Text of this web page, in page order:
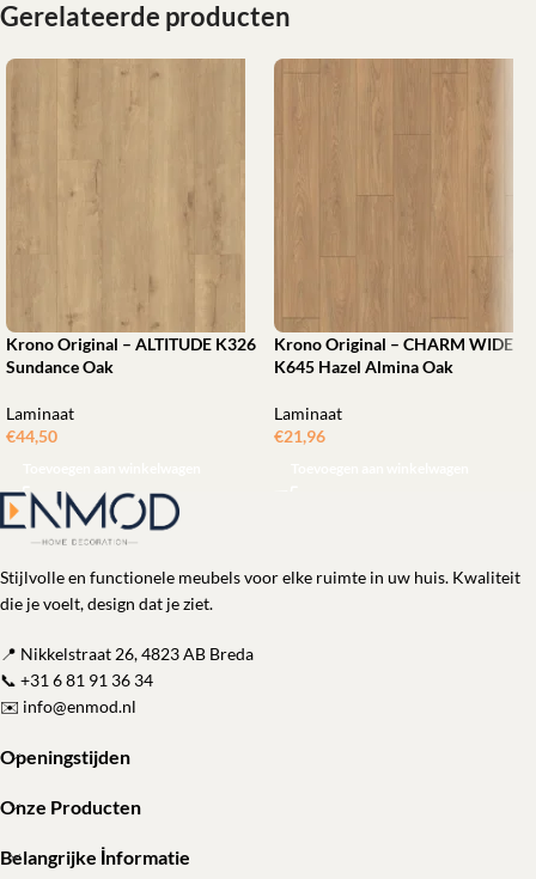
Gerelateerde producten
Krono Original – ALTITUDE K326
Sundance Oak
Laminaat
€44,50
Krono Original – CHARM WIDE
K645 Hazel Almina Oak
Laminaat
€21,96
Stijlvolle en functionele meubels voor elke ruimte in uw huis. Kwaliteit
die je voelt, design dat je ziet.
📍 Nikkelstraat 26, 4823 AB Breda
📞 +31 6 81 91 36 34
✉️ info@enmod.nl
Openingstijden
Onze Producten
Belangrijke İnformatie